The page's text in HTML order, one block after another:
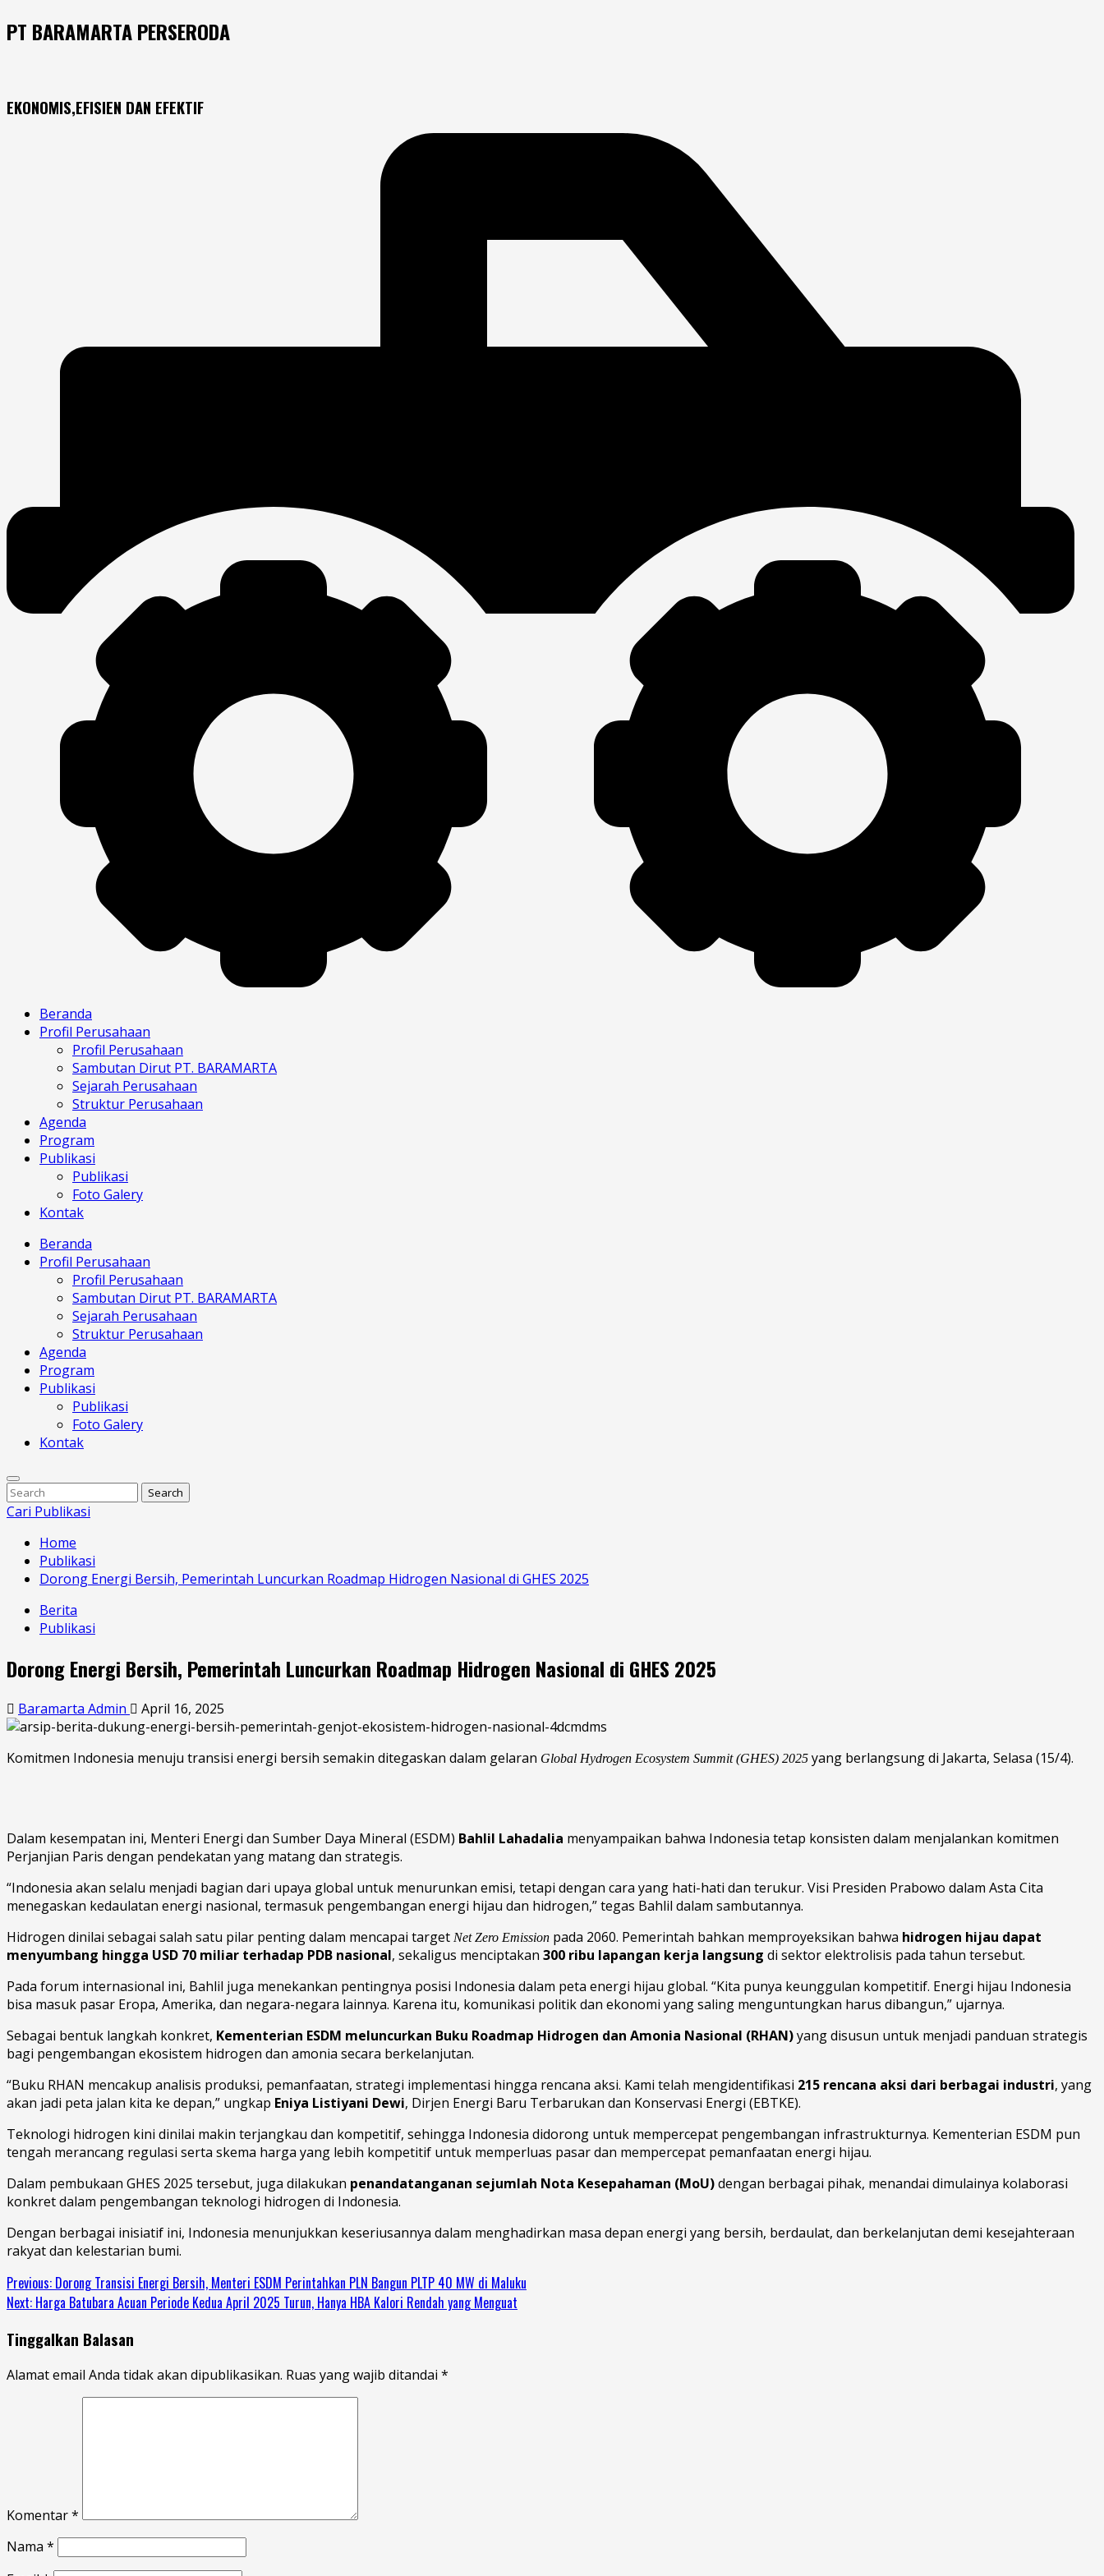
PT BARAMARTA PERSERODA
EKONOMIS,EFISIEN DAN EFEKTIF
Beranda
Profil Perusahaan
Profil Perusahaan
Sambutan Dirut PT. BARAMARTA
Sejarah Perusahaan
Struktur Perusahaan
Agenda
Program
Publikasi
Publikasi
Foto Galery
Kontak
MenuBeranda
Profil Perusahaan
Profil Perusahaan
Sambutan Dirut PT. BARAMARTA
Sejarah Perusahaan
Struktur Perusahaan
Agenda
Program
Publikasi
Publikasi
Foto Galery
Kontak
Enter
Keyword
Search
for:
Search
Search
Cari Publikasi
Skip
content
Home
Publikasi
Dorong Energi Bersih, Pemerintah Luncurkan Roadmap Hidrogen Nasional di GHES 2025
Berita
Publikasi
Dorong Energi Bersih, Pemerintah Luncurkan Roadmap Hidrogen Nasional di GHES 2025
Baramarta Admin April 16, 2025
Komitmen Indonesia menuju transisi energi bersih semakin ditegaskan dalam gelaran Global Hydrogen Ecosystem Summit (GHES) 2025 yang berlangsung di Jakarta, Selasa (15/4).
Dalam kesempatan ini, Menteri Energi dan Sumber Daya Mineral (ESDM) Bahlil Lahadalia menyampaikan bahwa Indonesia tetap konsisten dalam menjalankan komitmen
Perjanjian Paris dengan pendekatan yang matang dan strategis.
“Indonesia akan selalu menjadi bagian dari upaya global untuk menurunkan emisi, tetapi dengan cara yang hati-hati dan terukur. Visi Presiden Prabowo dalam Asta Cita
menegaskan kedaulatan energi nasional, termasuk pengembangan energi hijau dan hidrogen,” tegas Bahlil dalam sambutannya.
Hidrogen dinilai sebagai salah satu pilar penting dalam mencapai target Net Zero Emission pada 2060. Pemerintah bahkan memproyeksikan bahwa hidrogen hijau dapat
menyumbang hingga USD 70 miliar terhadap PDB nasional, sekaligus menciptakan 300 ribu lapangan kerja langsung di sektor elektrolisis pada tahun tersebut.
Pada forum internasional ini, Bahlil juga menekankan pentingnya posisi Indonesia dalam peta energi hijau global. “Kita punya keunggulan kompetitif. Energi hijau Indonesia
bisa masuk pasar Eropa, Amerika, dan negara-negara lainnya. Karena itu, komunikasi politik dan ekonomi yang saling menguntungkan harus dibangun,” ujarnya.
Sebagai bentuk langkah konkret, Kementerian ESDM meluncurkan Buku Roadmap Hidrogen dan Amonia Nasional (RHAN)yang disusun untuk menjadi panduan strategis
bagi pengembangan ekosistem hidrogen dan amonia secara berkelanjutan.
“Buku RHAN mencakup analisis produksi, pemanfaatan, strategi implementasi hingga rencana aksi. Kami telah mengidentifikasi 215 rencana aksi dari berbagai industri, yang
akan jadi peta jalan kita ke depan,” ungkap Eniya Listiyani Dewi, Dirjen Energi Baru Terbarukan dan Konservasi Energi (EBTKE).
Teknologi hidrogen kini dinilai makin terjangkau dan kompetitif, sehingga Indonesia didorong untuk mempercepat pengembangan infrastrukturnya. Kementerian ESDM pun
tengah merancang regulasi serta skema harga yang lebih kompetitif untuk memperluas pasar dan mempercepat pemanfaatan energi hijau.
Dalam pembukaan GHES 2025 tersebut, juga dilakukan penandatanganan sejumlah Nota Kesepahaman (MoU)dengan berbagai pihak, menandai dimulainya kolaborasi
konkret dalam pengembangan teknologi hidrogen di Indonesia.
Dengan berbagai inisiatif ini, Indonesia menunjukkan keseriusannya dalam menghadirkan masa depan energi yang bersih, berdaulat, dan berkelanjutan demi kesejahteraan
rakyat dan kelestarian bumi.
Continue
Reading
Previous: Dorong Transisi Energi Bersih, Menteri ESDM Perintahkan PLN Bangun PLTP 40 MW di Maluku
Next: Harga Batubara Acuan Periode Kedua April 2025 Turun, Hanya HBA Kalori Rendah yang Menguat
Tinggalkan Balasan
Alamat email Anda tidak akan dipublikasikan. Ruas yang wajib ditandai *
Komentar*
Nama *